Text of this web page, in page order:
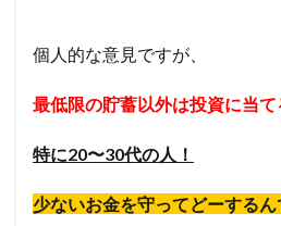
個人的な意見ですが、
最低限の貯蓄以外は投資に当
特に20〜30代の人！
少ないお金を守ってどーするん